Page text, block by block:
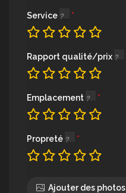
Service
Rapport qualité/prix
Emplacement
Propreté
Ajouter des photos